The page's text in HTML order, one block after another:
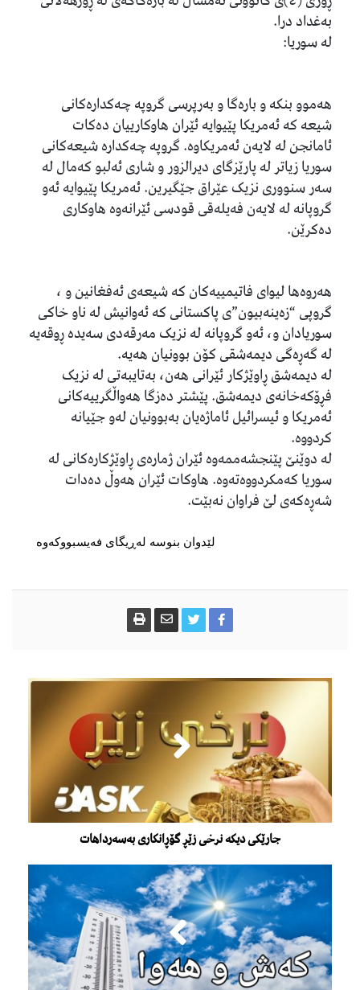
بەغداد درا.
لە سوریا:
هەموو بنکە و بارەگا و بەرپرسی گروپە چەکدارەکانی
شیعە کە ئەمریکا پێیوایە ئێران هاوکارییان دەکات
ئامانجن لە لایەن ئەمریکاوە. گروپە چەکدارە شیعەکانی
سوریا زیاتر لە پارێزگای دیرالزور و شاری ئەلبو کەمال لە
سەر سنووری نزیک عێراق جێگیرین. ئەمریکا پێیوایە ئەو
گروپانە لە لایەن فەیلەقی قودسی ئێرانەوە هاوکاری
دەکرێن.
هەروەها لیوای فاتیمییەکان کە شیعەی ئەفغانین و ،
گروپی “زەینەبیون”ی پاکستانی کە ئەوانیش لە ناو خاکی
سوریادان و، ئەو گروپانە لە نزیک مەرقەدی سەیدە ڕوقەیە
لە گەڕەگی دیمەشقی کۆن بوونیان هەیە.
لە دیمەشق ڕاوێژکار ئێرانی هەن، بەتایبەتی لە نزیک
فڕۆکەخانەی دیمەشق. پێشتر دەزگا هەواڵگرییەکانی
ئەمریکا و ئیسرائیل ئاماژەیان بەبوونیان لەو جێیانە
کردووە.
لە دوێنێ پێنجشەممەوە ئێران ژمارەی ڕاوێژکارەکانی لە
سوریا کەمکردووەتەوە. هاوکات ئێران هەوڵ دەدات
شەڕەکەی لێ فراوان نەبێت.
لێدوان بنوسە لەڕیگای فەیسبووکەوە
جارێکی دیکە نرخی زێڕ گۆڕانکاری بەسەرداهات